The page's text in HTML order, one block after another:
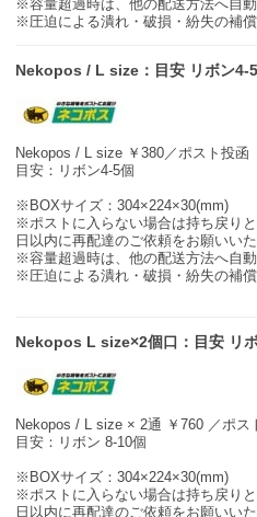
※容量超過時は、他の配送方法へ自動
※圧迫による潰れ・破損・紛失の補
Nekopos / L size：目安 リボン4-
Nekopos / L size ￥380／ポスト投函
目安：リボン4-5個
※BOXサイズ：304×224×30(mm)
※ポストに入らない場合は持ち戻り
日以内に再配達のご依頼をお願いいた
※容量超過時は、他の配送方法へ自動
※圧迫による潰れ・破損・紛失の補償
Nekopos L size×2個口：目安 リ
Nekopos / L size × 2通 ￥760 ／ポス
目安：リボン 8-10個
※BOXサイズ：304×224×30(mm)
※ポストに入らない場合は持ち戻り
日以内に再配達のご依頼をお願いいた